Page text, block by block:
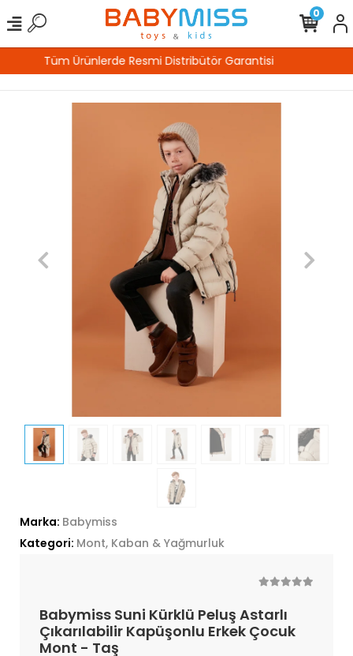
%100 Güvenli Alışveriş
0
Marka: Babymiss
Kategori: Mont, Kaban & Yağmurluk
Babymiss Suni Kürklü Peluş Astarlı
Çıkarılabilir Kapüşonlu Erkek Çocuk
Mont - Taş